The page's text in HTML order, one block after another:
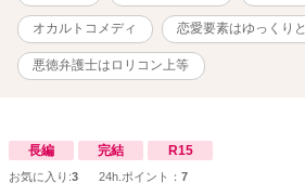
オカルトコメディ 恋愛要素はゆっくりと
悪徳弁護士はロリコン上等
長編 完結 R15
お気に入り:3 24h.ポイント： 7